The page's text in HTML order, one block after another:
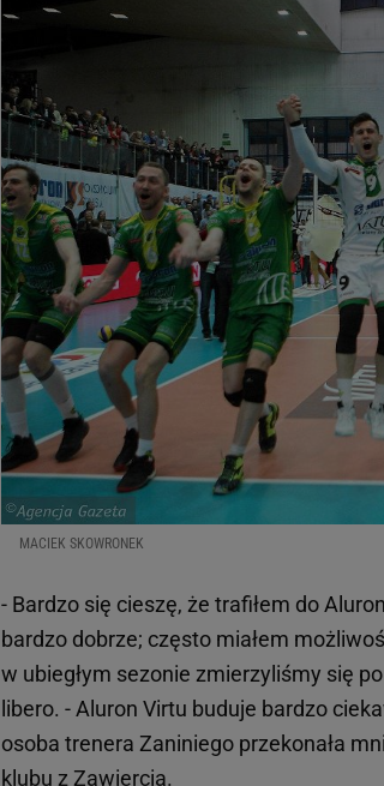
MACIEK SKOWRONEK
- Bardzo się cieszę, że trafiłem do
bardzo dobrze; często miałem
w ubiegłym sezonie zmierzyliśmy się
libero. - Aluron Virtu buduje bardzo
osoba trenera Zaniniego przekonała
klubu z Zawiercia.